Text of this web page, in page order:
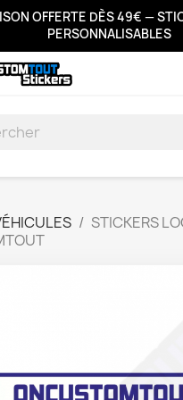
OFFERTE DÈS 49€ —
PERSONNALISABLES
STICKERS